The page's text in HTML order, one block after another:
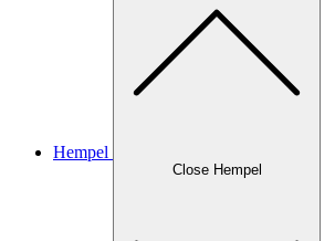
Hempel
Close Hempel